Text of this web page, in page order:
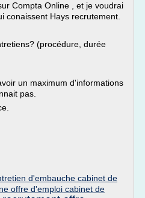
Compta Online , et je voudrai
conaissent Hays recrutement.
(procédure, durée
un maximum d'informations
pas.
d'embauche cabinet de
offre d'emploi cabinet de